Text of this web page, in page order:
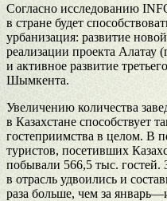
Согласно исследованию
в стране будет
урбанизация: развитие
реализации проекта Алатау
и активное развитие
Шымкента.
Увеличению количества
в Казахстане способствует
гостеприимства в целом. В
туристов, посетивших
побывали 566,5 тыс. гостей.
в отрасль удвоились и
раза больше, чем за